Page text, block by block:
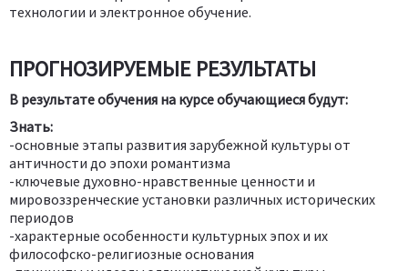
технологии и электронное обучение.
ПРОГНОЗИРУЕМЫЕ РЕЗУЛЬТАТЫ
В результате обучения на курсе обучающиеся будут:
Знать:
-основные этапы развития зарубежной культуры от
античности до эпохи романтизма
-ключевые духовно-нравственные ценности и
мировоззренческие установки различных исторических
периодов
-характерные особенности культурных эпох и их
философско-религиозные основания